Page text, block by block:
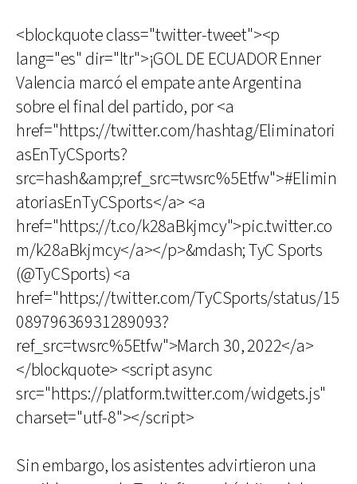
<blockquote class="twitter-tweet"><p
lang="es" dir="ltr">¡GOL DE ECUADOR Enner
Valencia marcó el empate ante Argentina
sobre el final del partido, por <a
href="https://twitter.com/hashtag/Eliminatori
asEnTyCSports?
src=hash&amp;ref_src=twsrc%5Etfw">#Elimin
atoriasEnTyCSports</a> <a
href="https://t.co/k28aBkjmcy">pic.twitter.co
m/k28aBkjmcy</a></p>&mdash; TyC Sports
(@TyCSports) <a
href="https://twitter.com/TyCSports/status/15
08979636931289093?
ref_src=twsrc%5Etfw">March 30, 2022</a>
</blockquote> <script async
src="https://platform.twitter.com/widgets.js"
charset="utf-8"></script>
Sin embargo, los asistentes advirtieron una